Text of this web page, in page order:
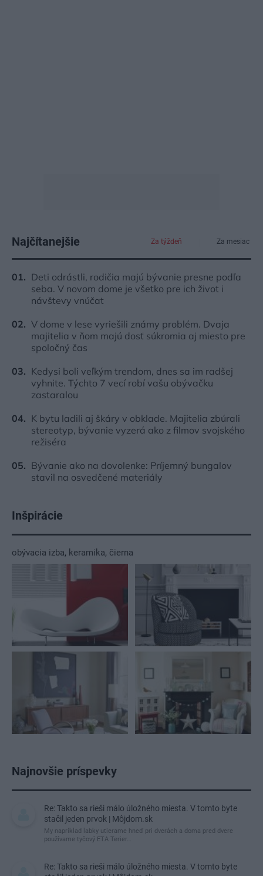
Najčítanejšie Za týždeň Za mesiac
Deti odrástli, rodičia majú bývanie presne podľa
seba. V novom dome je všetko pre ich život i
návštevy vnúčat
V dome v lese vyriešili známy problém. Dvaja
majitelia v ňom majú dosť súkromia aj miesto pre
spoločný čas
Kedysi boli veľkým trendom, dnes sa im radšej
vyhnite. Týchto 7 vecí robí vašu obývačku
zastaralou
K bytu ladili aj škáry v obklade. Majitelia zbúrali
stereotyp, bývanie vyzerá ako z filmov svojského
režiséra
Bývanie ako na dovolenke: Príjemný bungalov
stavil na osvedčené materiály
Inšpirácie
obývacia izba, keramika, čierna
Najnovšie príspevky
Re: Takto sa rieši málo úložného miesta. V tomto byte
stačil jeden prvok | Môjdom.sk
My napríklad labky utierame hneď pri dverách a doma pred dvere
používame tyčový ETA Terier…
Re: Takto sa rieši málo úložného miesta. V tomto byte